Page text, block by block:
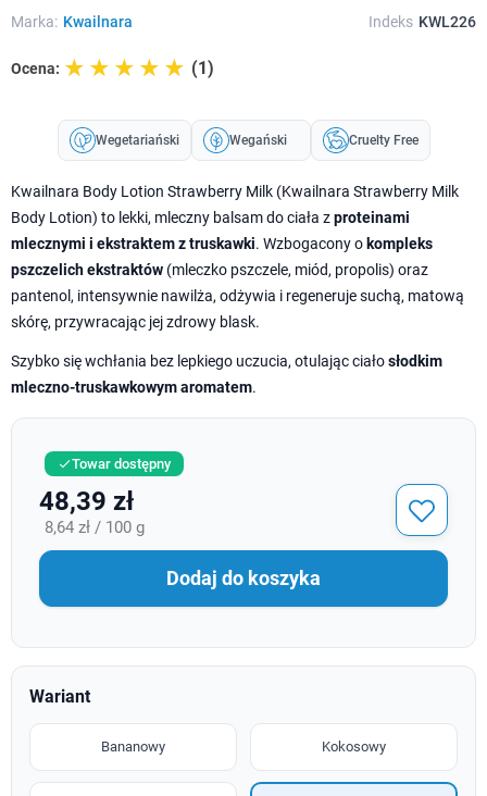
Marka: Kwailnara Indeks KWL226
Ocena: ☆☆☆☆☆
★★★★★ (1)
Wegetariański Wegański Cruelty Free
Kwailnara Body Lotion Strawberry Milk (Kwailnara Strawberry Milk
Body Lotion) to lekki, mleczny balsam do ciała zproteinami
mlecznymi i ekstraktem z truskawki. Wzbogacony o kompleks
pszczelich ekstraktów (mleczko pszczele, miód, propolis) oraz
pantenol, intensywnie nawilża, odżywia i regeneruje suchą, matową
skórę, przywracając jej zdrowy blask.
Szybko się wchłania bez lepkiego uczucia, otulając ciałosłodkim
mleczno-truskawkowym aromatem.
Towar dostępny
48,39 zł
8,64 zł / 100 g
Dodaj do koszyka
Wariant
Bananowy Kokosowy